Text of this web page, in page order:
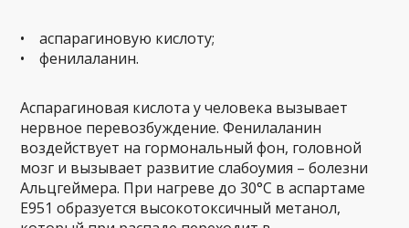
• аспарагиновую кислоту;
• фенилаланин.
Аспарагиновая кислота у человека вызывает
нервное перевозбуждение. Фенилаланин
воздействует на гормональный фон, головной
мозг и вызывает развитие слабоумия – болезни
Альцгеймера. При нагреве до 30°С в аспартаме
Е951 образуется высокотоксичный метанол,